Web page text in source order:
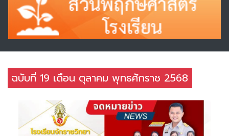
ฉบับที่ 19 เดือน ตุลาคม พุทธศักราช 2568